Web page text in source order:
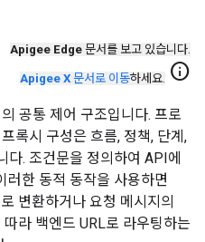
Apigee Edge 문서를 보고 있습니다.
Apigee X 문서로 이동하세요. info
공통 제어 구조입니다. 프로
록시 구성은 흐름, 정책, 단계,
. 조건문을 정의하여 API에
러한 동적 동작을 사용하면
변환하거나 요청 메시지의
라 백엔드 URL로 라우팅하는